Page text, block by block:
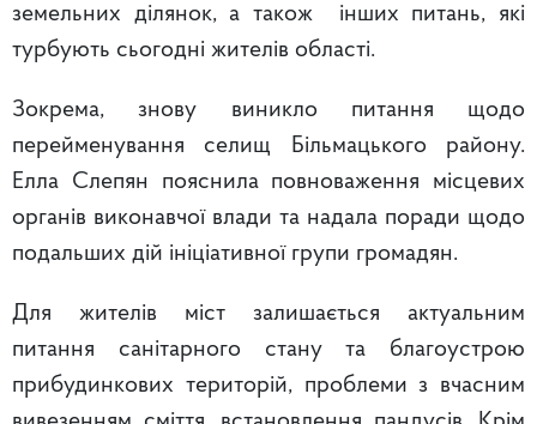
земельних ділянок, а також інших питань, які
турбують сьогодні жителів області.
Зокрема, знову виникло питання щодо
перейменування селищ Більмацького району.
Елла Слепян пояснила повноваження місцевих
органів виконавчої влади та надала поради щодо
подальших дій ініціативної групи громадян.
Для жителів міст залишається актуальним
питання санітарного стану та благоустрою
прибудинкових територій, проблеми з вчасним